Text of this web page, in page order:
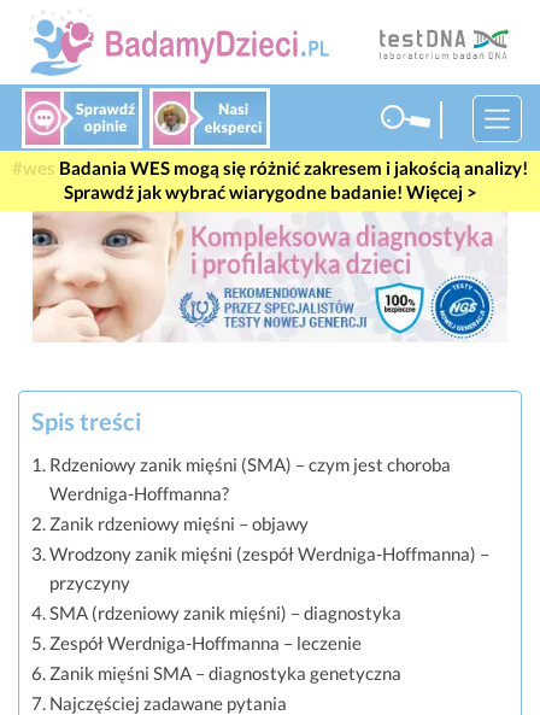
#wes Badania WES mogą się różnić zakresem i jakością analizy!
Sprawdź jak wybrać wiarygodne badanie! Więcej >
Spis treści
Rdzeniowy zanik mięśni (SMA) – czym jest choroba
Werdniga-Hoffmanna?
Zanik rdzeniowy mięśni – objawy
Wrodzony zanik mięśni (zespół Werdniga-Hoffmanna) –
przyczyny
SMA (rdzeniowy zanik mięśni) – diagnostyka
Zespół Werdniga-Hoffmanna – leczenie
Zanik mięśni SMA – diagnostyka genetyczna
Najczęściej zadawane pytania